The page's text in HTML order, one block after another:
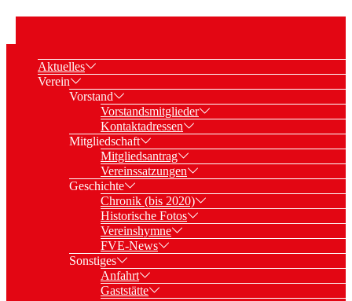
Aktuelles
Verein
Vorstand
Vorstandsmitglieder
Kontaktadressen
Mitgliedschaft
Mitgliedsantrag
Vereinssatzungen
Geschichte
Chronik (bis 2020)
Historische Fotos
Vereinshymne
FVE-News
Sonstiges
Anfahrt
Gaststätte